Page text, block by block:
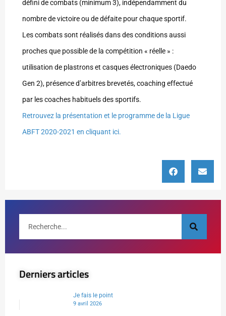
défini de combats (minimum 3), indépendamment du
nombre de victoire ou de défaite pour chaque sportif.
Les combats sont réalisés dans des conditions aussi
proches que possible de la compétition « réelle » :
utilisation de plastrons et casques électroniques (Daedo
Gen 2), présence d’arbitres brevetés, coaching effectué
par lescoaches habituels des sportifs.
Retrouvez la présentation et le programme de la Ligue
ABFT 2020-2021 en cliquant ici.
Derniers articles
Je fais le point
9 avril 2026